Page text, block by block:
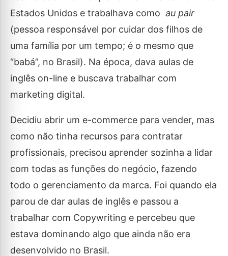
Estados Unidos e trabalhava como au pair
(pessoa responsável por cuidar dos filhos de
uma família por um tempo; é o mesmo que
“babá”, no Brasil). Na época, dava aulas de
inglês on-line e buscava trabalhar com
marketing digital.
Decidiu abrir um e-commerce para vender, mas
como não tinha recursos para contratar
profissionais, precisou aprender sozinha a lidar
com todas as funções do negócio, fazendo
todo o gerenciamento da marca. Foi quando ela
parou de dar aulas de inglês e passou a
trabalhar com Copywriting e percebeu que
estava dominando algo que ainda não era
desenvolvido no Brasil.